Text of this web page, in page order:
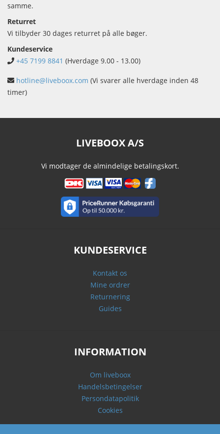
samme.
Returret
Vi tilbyder 30 dages returret på alle bøger.
Kundeservice
+45 7199 8841 (Hverdage 9.00 - 13.00)
hotline@liveboox.com (Vi svarer alle hverdage inden 48
timer)
LIVEBOOX A/S
Vi modtager de almindelige betalingskort.
KUNDESERVICE
Kontakt os
Mine ordrer
Returnering
Guides
INFORMATION
Om liveboox
Handelsbetingelser
Persondatapolitik
Cookies